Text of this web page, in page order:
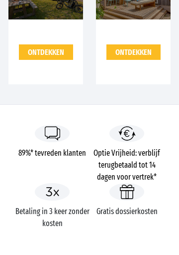
ONTDEKKEN ONTDEKKEN
89%* tevreden klanten
Optie Vrijheid: verblijf
terugbetaald tot 14
dagen voor vertrek*
Betaling in 3 keer zonder
kosten
Gratis dossierkosten